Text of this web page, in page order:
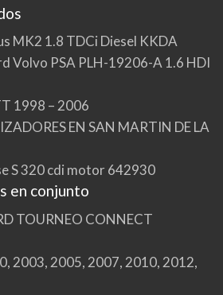
MK2 1.8 TDCi Diesel KKDA
Volvo PSA PLH-19206-A 1.6 HDI
1998 – 2006
EN SAN MARTIN DE LA
S 320 cdi motor 642930
en conjunto
TOURNEO CONNECT
2003, 2005, 2007, 2010, 2012,